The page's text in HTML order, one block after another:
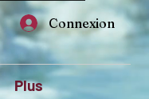
Connexion
Plus